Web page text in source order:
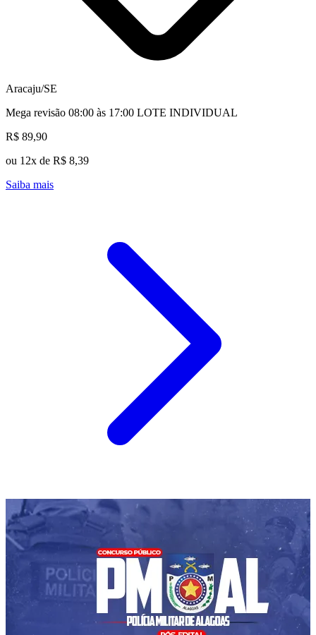
Aracaju/SE
Mega revisão 08:00 às 17:00 LOTE INDIVIDUAL
R$ 89,90
ou 12x de R$ 8,39
Saiba mais